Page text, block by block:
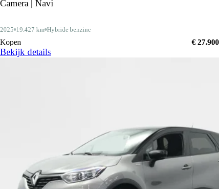
Camera | Navi
2025 19.427 km Hybride benzine
Kopen € 27.900
Bekijk details